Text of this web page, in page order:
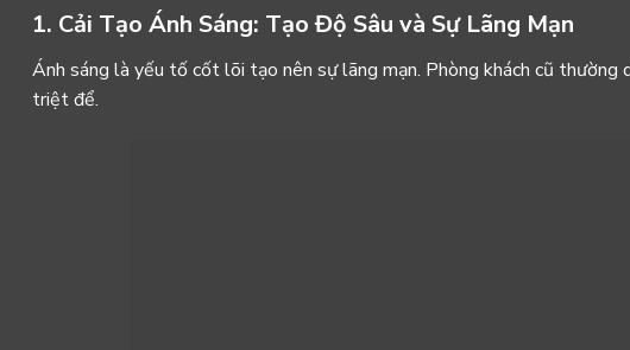
1. Cải Tạo Ánh Sáng: Tạo Độ Sâu và Sự Lãng Mạn
Ánh sáng là yếu tố cốt lõi tạo nên sự lãng mạn. Phòng khách cũ
triệt để.